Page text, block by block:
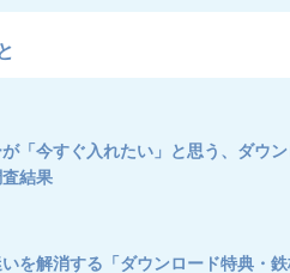
「今すぐ入れたい」と思う、ダウ
結果
を解消する「ダウンロード特典・鉄